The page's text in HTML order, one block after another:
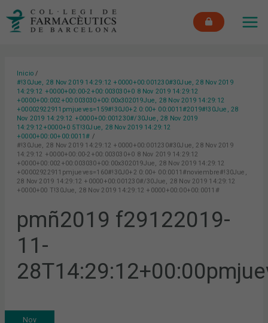
Inicio
#!30Jue, 28 Nov 2019 14:29:12 +0000+00:001230#30Jue, 28 Nov 2019
14:29:12 +0000+00:00-2+00:003030+0 8 Nov 2019 14:29:12
+0000+00:002+00:003030+00:00x302019Jue, 28 Nov 2019 14:29:12
+00002922911pmjueves=159#!30J0+2 0:00+ 00:0011#2019#!30Jue, 28
Nov 2019 14:29:12 +0000+00:001230#/30Jue, 28 Nov 2019
14:29:12+0000+0 5T!30Jue, 28 Nov 2019 14:29:12
+0000+00:00+00:0011#
#!30Jue, 28 Nov 2019 14:29:12 +0000+00:001230#30Jue, 28 Nov 2019
14:29:12 +0000+00:00-2+00:003030+0 8 Nov 2019 14:29:12
+0000+00:002+00:003030+00:00x302019Jue, 28 Nov 2019 14:29:12
+00002922911pmjueves=160#!30J0+2 0:00+ 00:0011#noviembre#!30Jue,
28 Nov 2019 14:29:12 +0000+00:001230#/30Jue, 28 Nov 2019 14:29:12
+0000+00 T!30Jue, 28 Nov 2019 14:29:12 +0000+00:00+00:0011#
pmñ2019 f29122019-
11-
Nov
HIPERTENSIÓN: